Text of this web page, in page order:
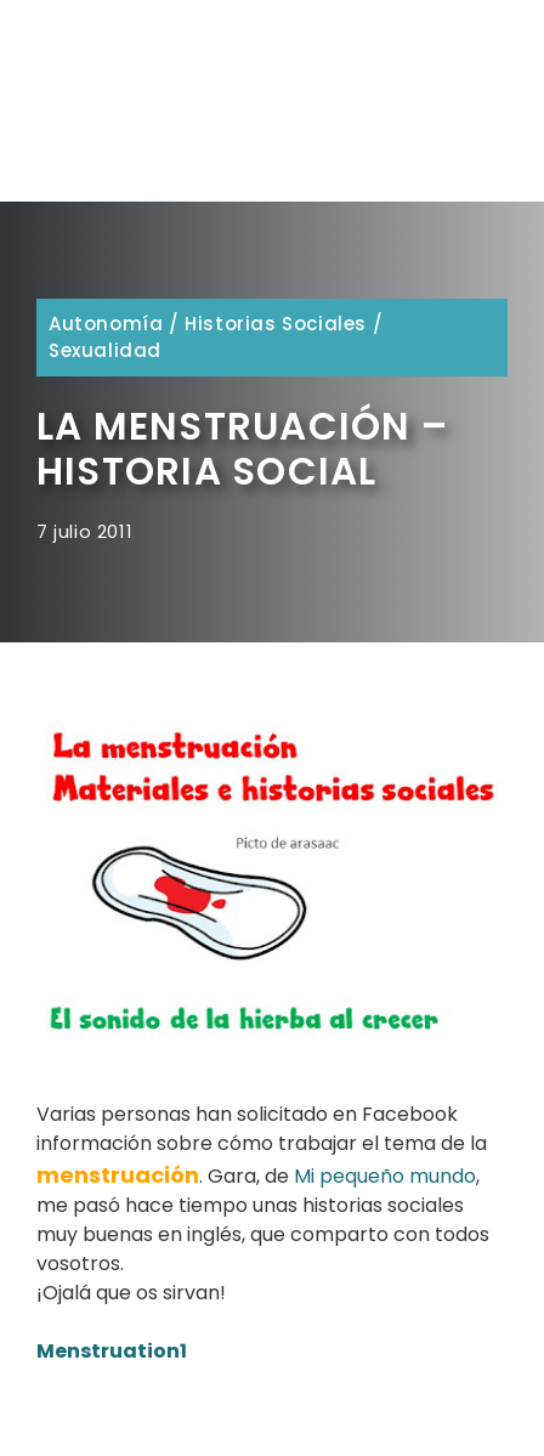
Autonomía / Historias Sociales /
Sexualidad
LA MENSTRUACIÓN –
HISTORIA SOCIAL
7 julio 2011
Varias personas han solicitado en Facebook
información sobre cómo trabajar el tema de la
menstruación. Gara, de Mi pequeño mundo,
me pasó hace tiempo unas historias sociales
muy buenas en inglés, que comparto con todos
vosotros.
¡Ojalá que os sirvan!
Menstruation1